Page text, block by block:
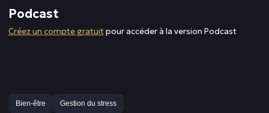
Podcast
Créez un compte gratuit pour accéder à la version Podcast
Bien-être Gestion du stress